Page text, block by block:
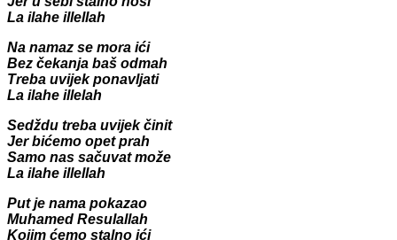
La ilahe illellah
Na namaz se mora ići
Bez čekanja baš odmah
Treba uvijek ponavljati
La ilahe illelah
Sedždu treba uvijek činit
Jer bićemo opet prah
Samo nas sačuvat može
La ilahe illellah
Put je nama pokazao
Muhamed Resulallah
Kojim ćemo stalno ići